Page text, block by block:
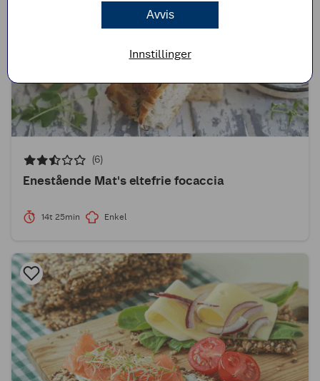
(6)
Enestående Mat's eltefrie focaccia
14t 25min Enkel
Avvis
Innstillinger